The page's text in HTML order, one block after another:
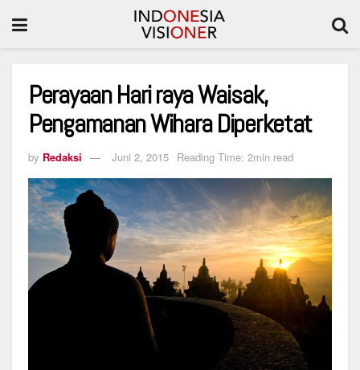
Perayaan Hari raya Waisak,
Pengamanan Wihara Diperketat
by Redaksi Juni 2, 2015 Reading Time: 2min read